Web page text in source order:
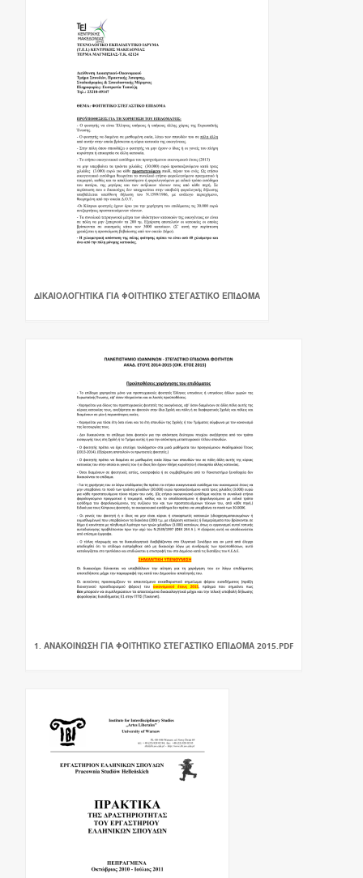
ΔΙΚΑΙΟΛΟΓΗΤΙΚΆ ΓΙΑ ΦΟΙΤΗΤΙΚΌ ΣΤΕΓΑΣΤΙΚΌ ΕΠΊΔΟΜΑ
1. ΑΝΑΚΟΙΝΩΣΗ ΓΙΑ ΦΟΙΤΗΤΙΚΟ ΣΤΕΓΑΣΤΙΚΟ ΕΠΙΔΟΜΑ 2015.PDF